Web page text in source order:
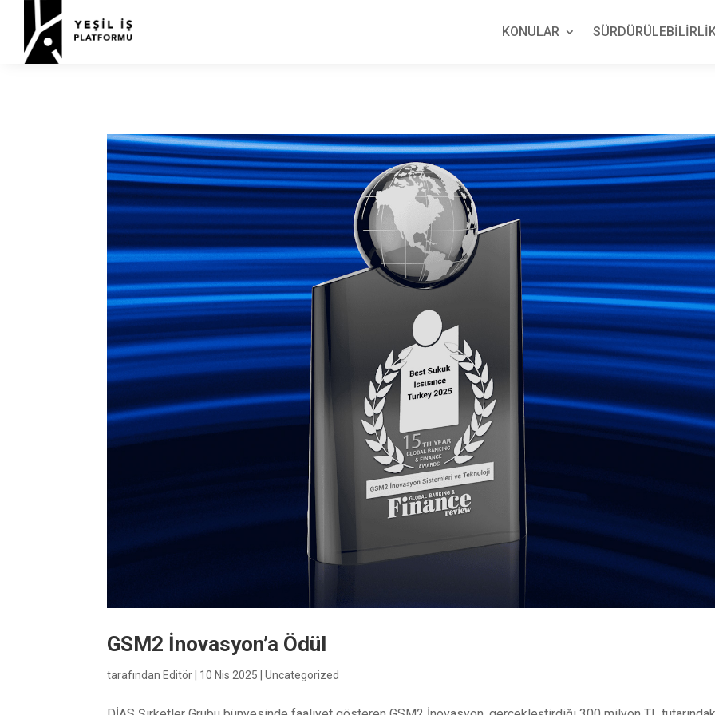
KONULAR
GSM2 İnovasyon’a Ödül
tarafından Editör 10 Nis 2025 |Uncategorized